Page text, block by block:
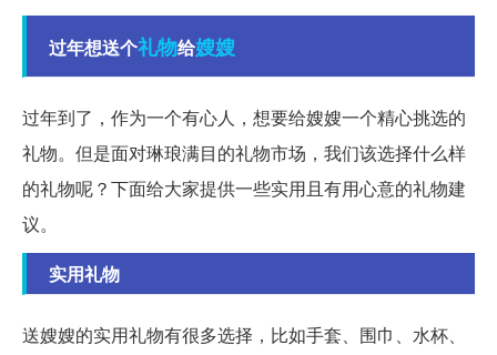
过年想送个礼物给嫂嫂
过年到了，作为一个有心人，想要给嫂嫂一个精心挑选的
礼物。但是面对琳琅满目的礼物市场，我们该选择什么样
的礼物呢？下面给大家提供一些实用且有用心意的礼物建
议。
实用礼物
送嫂嫂的实用礼物有很多选择，比如手套、围巾、水杯、